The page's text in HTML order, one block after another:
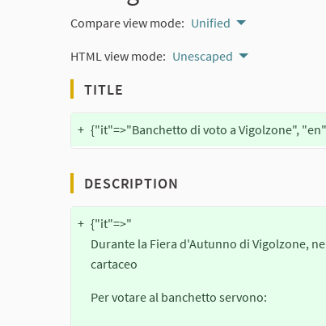
Compare view mode: Unified
HTML view mode: Unescaped
TITLE
+ {"it"=>"Banchetto di voto a Vigolzone",
DESCRIPTION
+ {"it"=>"
Durante la Fiera d'Autunno di Vigolzone,
cartaceo
Per votare al banchetto servono: